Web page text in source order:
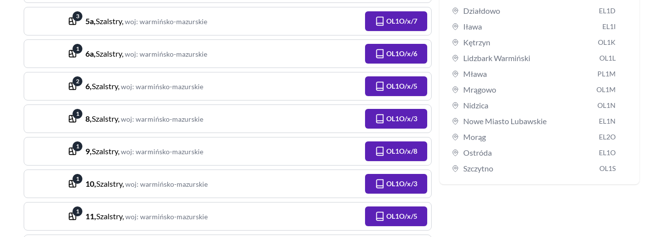
3
5a,Szalstry,woj: warmińsko-mazurskie OL1O/x/7
1
6a,Szalstry,woj: warmińsko-mazurskie OL1O/x/6
2
6,Szalstry,woj: warmińsko-mazurskie OL1O/x/5
1
8,Szalstry,woj: warmińsko-mazurskie OL1O/x/3
1
9,Szalstry,woj: warmińsko-mazurskie OL1O/x/8
1
10,Szalstry,woj: warmińsko-mazurskie OL1O/x/3
1
11,Szalstry,woj: warmińsko-mazurskie OL1O/x/5
Działdowo EL1D
Iława EL1I
Kętrzyn OL1K
Lidzbark Warmiński OL1L
Mława PL1M
Mrągowo OL1M
Nidzica OL1N
Nowe Miasto Lubawskie EL1N
Morąg EL2O
Ostróda EL1O
Szczytno OL1S